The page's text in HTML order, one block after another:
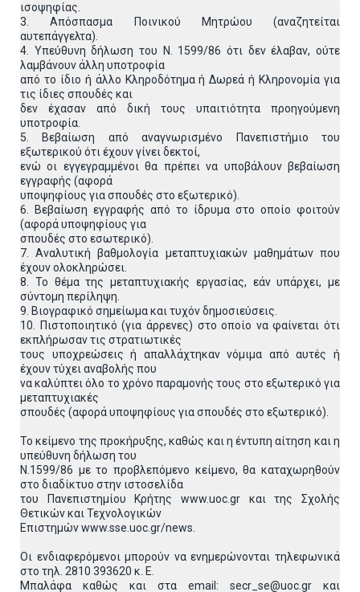
ισοψηφίας.
3. Απόσπασμα Ποινικού Μητρώου (αναζητείται
αυτεπάγγελτα).
4. Υπεύθυνη δήλωση του Ν. 1599/86 ότι δεν έλαβαν, ούτε
λαμβάνουν άλλη υποτροφία
από το ίδιο ή άλλο Κληροδότημα ή Δωρεά ή Κληρονομία για
τις ίδιες σπουδές και
δεν έχασαν από δική τους υπαιτιότητα προηγούμενη
υποτροφία.
5. Βεβαίωση από αναγνωρισμένο Πανεπιστήμιο του
εξωτερικού ότι έχουν γίνει δεκτοί,
ενώ οι εγγεγραμμένοι θα πρέπει να υποβάλουν βεβαίωση
εγγραφής (αφορά
υποψηφίους για σπουδές στο εξωτερικό).
6. Βεβαίωση εγγραφής από το ίδρυμα στο οποίο φοιτούν
(αφορά υποψηφίους για
σπουδές στο εσωτερικό).
7. Αναλυτική βαθμολογία μεταπτυχιακών μαθημάτων που
έχουν ολοκληρώσει.
8. Το θέμα της μεταπτυχιακής εργασίας, εάν υπάρχει, με
σύντομη περίληψη.
9. Βιογραφικό σημείωμα και τυχόν δημοσιεύσεις.
10. Πιστοποιητικό (για άρρενες) στο οποίο να φαίνεται ότι
εκπλήρωσαν τις στρατιωτικές
τους υποχρεώσεις ή απαλλάχτηκαν νόμιμα από αυτές ή
έχουν τύχει αναβολής που
να καλύπτει όλο το χρόνο παραμονής τους στο εξωτερικό για
μεταπτυχιακές
σπουδές (αφορά υποψηφίους για σπουδές στο εξωτερικό).
Το κείμενο της προκήρυξης, καθώς και η έντυπη αίτηση και η
υπεύθυνη δήλωση του
Ν.1599/86 με το προβλεπόμενο κείμενο, θα καταχωρηθούν
στο διαδίκτυο στην ιστοσελίδα
του Πανεπιστημίου Κρήτης www.uoc.gr και της Σχολής
Θετικών και Τεχνολογικών
Επιστημών www.sse.uoc.gr/news.
Οι ενδιαφερόμενοι μπορούν να ενημερώνονται τηλεφωνικά
στο τηλ. 2810 393620 κ. Ε.
Μπαλάφα καθώς και στα email: secr_se@uoc.gr και